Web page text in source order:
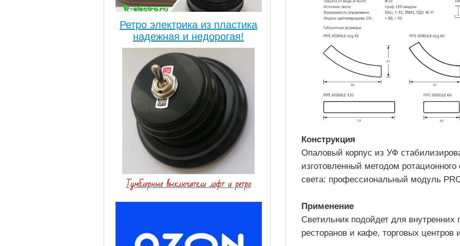
Ретро электрика из пластика
надежная и недорогая!
Тумблерные выключатели лофт и ретро
Конструкция
Опаловый корпус из УФ
изготовленный методом
света: профессиональный модуль
Применение
Светильник подойдет для
ресторанов и кафе, торговых центров